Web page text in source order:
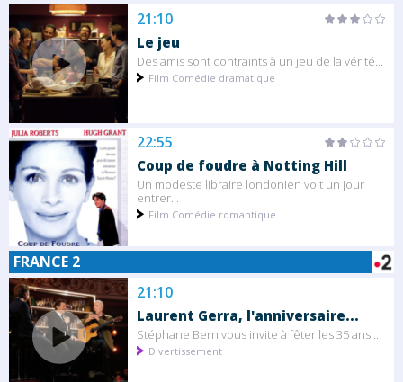
21:10
Le jeu
Des amis sont contraints à un jeu de la vérité...
Film Comédie dramatique
22:55
Coup de foudre à Notting Hill
Un modeste libraire londonien voit un jour
entrer...
Film Comédie romantique
FRANCE 2
21:10
Laurent Gerra, l'anniversaire...
Stéphane Bern vous invite à fêter les 35 ans...
Divertissement